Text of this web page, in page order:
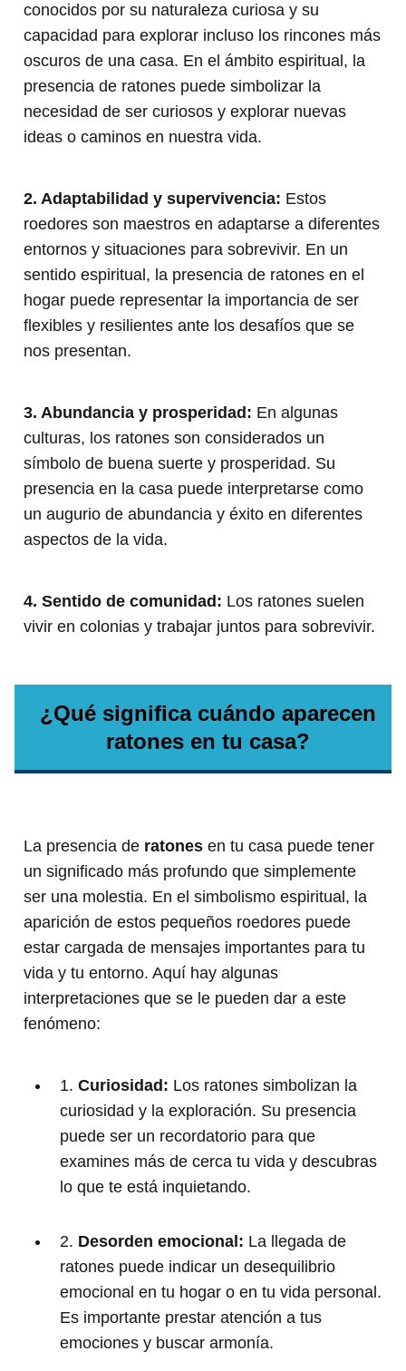
conocidos por su naturaleza curiosa y su
capacidad para explorar incluso los rincones más
oscuros de una casa. En el ámbito espiritual, la
presencia de ratones puede simbolizar la
necesidad de ser curiosos y explorar nuevas
ideas o caminos en nuestra vida.
2. Adaptabilidad y supervivencia: Estos
roedores son maestros en adaptarse a diferentes
entornos y situaciones para sobrevivir. En un
sentido espiritual, la presencia de ratones en el
hogar puede representar la importancia de ser
flexibles y resilientes ante los desafíos que se
nos presentan.
3. Abundancia y prosperidad: En algunas
culturas, los ratones son considerados un
símbolo de buena suerte y prosperidad. Su
presencia en la casa puede interpretarse como
un augurio de abundancia y éxito en diferentes
aspectos de la vida.
4. Sentido de comunidad: Los ratones suelen
vivir en colonias y trabajar juntos para sobrevivir.
¿Qué significa cuándo aparecen
ratones en tu casa?
La presencia de ratones en tu casa puede tener
un significado más profundo que simplemente
ser una molestia. En el simbolismo espiritual, la
aparición de estos pequeños roedores puede
estar cargada de mensajes importantes para tu
vida y tu entorno. Aquí hay algunas
interpretaciones que se le pueden dar a este
fenómeno:
1. Curiosidad: Los ratones simbolizan la
curiosidad y la exploración. Su presencia
puede ser un recordatorio para que
examines más de cerca tu vida y descubras
lo que te está inquietando.
2. Desorden emocional: La llegada de
ratones puede indicar un desequilibrio
emocional en tu hogar o en tu vida personal.
Es importante prestar atención a tus
emociones y buscar armonía.